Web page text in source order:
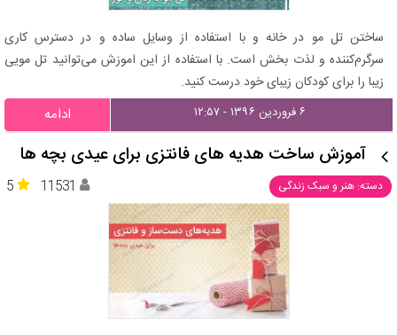
ساختن تل مو در خانه و با استفاده از وسایل ساده و در دسترس کاری
سرگرم‌کننده و لذت بخش است. با استفاده از این اموزش می‌توانید تل مویی
زیبا را برای کودکان زیبای خود درست کنید.
۶ فروردین ۱۳۹۶ - ۱۲:۵۷ ادامه
آموزش ساخت هدیه های فانتزی برای عیدی بچه ها
دسته: هنر و سبک زندگی 5 11531